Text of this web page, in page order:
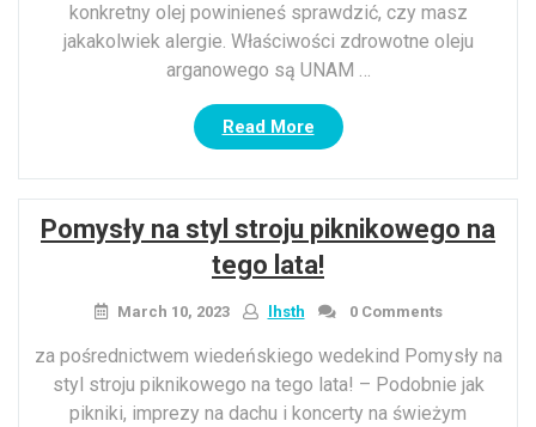
konkretny olej powinieneś sprawdzić, czy masz
jakakolwiek alergie. Właściwości zdrowotne oleju
arganowego są UNAM …
Read More“Alergia
na
olej
argan:
płynne
złoto
może
nie
być
bezpieczne
dla
Pomysły na styl stroju piknikowego na
tego lata!
March 10, 2023 lhsth 0 Comments
za pośrednictwem wiedeńskiego wedekind Pomysły na
styl stroju piknikowego na tego lata! – Podobnie jak
pikniki, imprezy na dachu i koncerty na świeżym